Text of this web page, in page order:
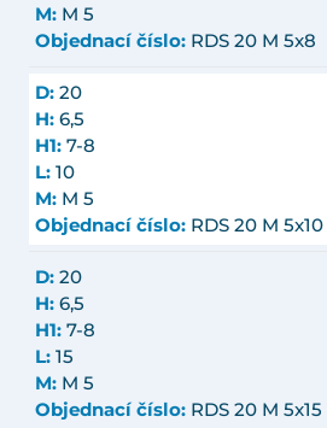
M: M 5
Objednací číslo: RDS 20 M 5x8
D: 20
H: 6,5
H1: 7-8
L: 10
M: M 5
Objednací číslo: RDS 20 M 5x10
D: 20
H: 6,5
H1: 7-8
L: 15
M: M 5
Objednací číslo: RDS 20 M 5x15